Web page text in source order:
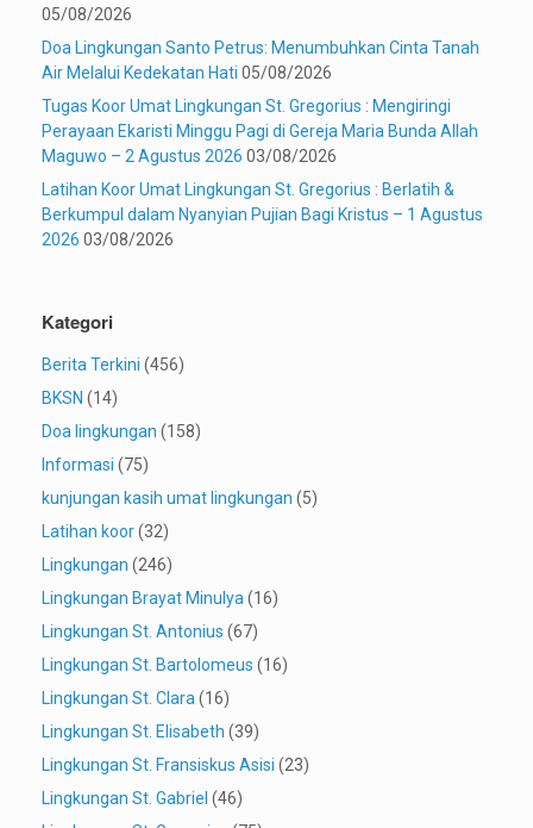
05/08/2026
Doa Lingkungan Santo Petrus: Menumbuhkan Cinta Tanah
Air Melalui Kedekatan Hati 05/08/2026
Tugas Koor Umat Lingkungan St. Gregorius : Mengiringi
Perayaan Ekaristi Minggu Pagi di Gereja Maria Bunda Allah
Maguwo – 2 Agustus 2026 03/08/2026
Latihan Koor Umat Lingkungan St. Gregorius : Berlatih &
Berkumpul dalam Nyanyian Pujian Bagi Kristus – 1 Agustus
2026 03/08/2026
Kategori
Berita Terkini (456)
BKSN (14)
Doa lingkungan (158)
Informasi (75)
kunjungan kasih umat lingkungan (5)
Latihan koor(32)
Lingkungan (246)
Lingkungan Brayat Minulya (16)
Lingkungan St. Antonius (67)
Lingkungan St. Bartolomeus (16)
Lingkungan St. Clara (16)
Lingkungan St. Elisabeth (39)
Lingkungan St. Fransiskus Asisi (23)
Lingkungan St. Gabriel (46)